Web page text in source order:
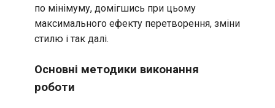
по мінімуму, домігшись при цьому
максимального ефекту перетворення, зміни
стилю і так далі.
Основні методики виконання
роботи